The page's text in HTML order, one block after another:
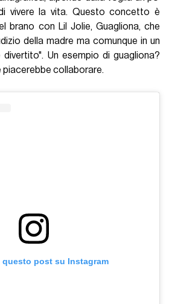
vivere la vita. Questo concetto è
brano con Lil Jolie, Guagliona, che
della madre ma comunque in un
Un esempio di guagliona?
piacerebbe collaborare.
questo post su Instagram